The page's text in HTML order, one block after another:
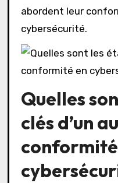
abordent leur
cybersécurité.
Quelles
clés d’un